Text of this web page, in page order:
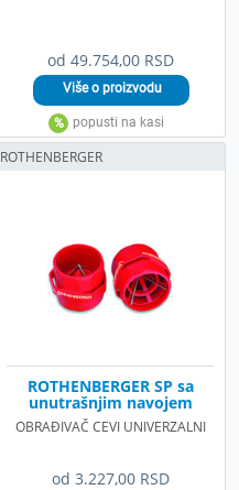
od 49.754,00 RSD
od 3.227,00 RSD
ROTHENBERGER SP sa
unutrašnjim navojem
OBRAĐIVAČ CEVI UNIVERZALNI
ROTHENBERGER